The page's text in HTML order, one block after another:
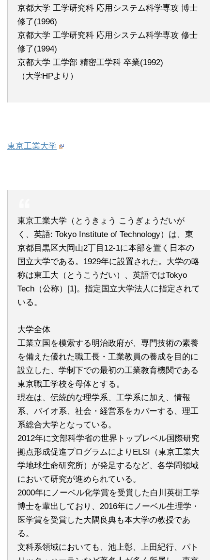
京都大学 工学研究科 応用システム科学専攻 博士
修了(1996)
京都大学 工学研究科 応用システム科学専攻 修士
修了(1994)
京都大学 工学部 精密工学科 卒業(1992)
（大学HPより）
東京工業大学
東京工業大学（とうきょう こうぎょうだいが
く、英語: Tokyo Institute of Technology）は、東
京都目黒区大岡山2丁目12-1に本部を置く日本の
国立大学である。1929年に設置された。大学の略
称は東工大（とうこうだい）、英語ではTokyo
Tech（公称）[1]。指定国立大学法人に指定されて
いる。
大学全体
工業立国を模索する明治政府が、専門技術の素養
を備えた優れた職工長・工業教員の養成を目的に
設立した、学制下での最初の工業教育機関である
東京職工学校を母体とする。
現在は、伝統的な理学系、工学系に加え、情報
系、バイオ系、社会・経営系をカバーする、理工
系総合大学となっている。
2012年に文部科学省の世界トップレベル国際研究
拠点形成促進プログラムによりELSI（東京工業大
学地球生命研究所）が発足するなど、各学問領域
において研究が進められている。
2000年にノーベル化学賞を受賞した白川英樹工学
博士を輩出しており、2016年にノーベル生理学・
医学賞を受賞した大隅良典も本大学の教授であ
る。
文科系領域においても、池上彰、上田紀行、パト